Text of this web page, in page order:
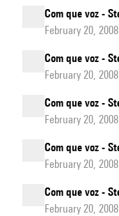
Com que voz -
February 20,
Com que voz -
February 20,
Com que voz -
February 20,
Com que voz -
February 20,
Com que voz -
February 20,